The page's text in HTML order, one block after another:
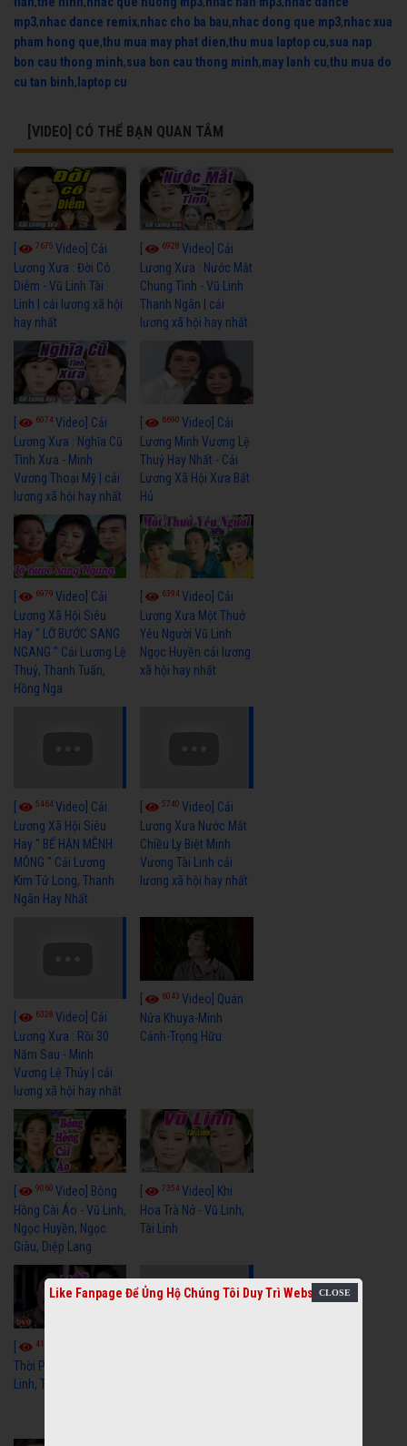
mp3,nhac dance remix,nhac cho ba bau,nhac dong que mp3,nhac xua
pham hong que,thu mua may phat dien,thu mua laptop cu,sua nap
bon cau thong minh,sua bon cau thong minh,may lanh cu,thu mua do
cu tan binh, laptop cu
[VIDEO] CÓ THỂ BẠN QUAN TÂM
7675 Video] Cải
Lương Xưa : Đời Cô
Diễm - Vũ Linh Tài
Linh | cải lương xã hội
hay nhất
6928Video] Cải
Lương Xưa : Nước Mắt
Chung Tình - Vũ Linh
Thanh Ngân | cải
lương xã hội hay nhất
6074Video] Cải
Lương Xưa : Nghĩa Cũ
Tình Xưa - Minh
Vương Thoại Mỹ | cải
lương xã hội hay nhất
6690Video] Cải
Lương Minh Vương Lệ
Thuỷ Hay Nhất - Cải
Lương Xã Hội Xưa Bất
Hủ
6979 Video] Cải
Lương Xã Hội Siêu
Hay " LỠ BƯỚC SANG
NGANG " Cải Lương Lệ
Thuỷ, Thanh Tuấn,
Hồng Nga
6394Video] Cải
Lương Xưa Một Thuở
Yêu Người Vũ Linh
Ngọc Huyền cải lương
xã hội hay nhất
5464Video] Cải
Lương Xã Hội Siêu
Hay " BỂ HẬN MÊNH
MÔNG " Cải Lương
Kim Tử Long, Thanh
Ngân Hay Nhất
5740Video] Cải
Lương Xưa Nước Mắt
Chiều Ly Biệt Minh
Vương Tài Linh cải
lương xã hội hay nhất
6328 Video] Cải
Lương Xưa : Rồi 30
Năm Sau - Minh
Vương Lệ Thủy | cải
lương xã hội hay nhất
6043Video] Quán
Nửa Khuya-Minh
Cảnh-Trọng Hữu
9060 Video] Bông
Hồng Cài Áo - Vũ Linh,
Ngọc Huyền, Ngọc
Giàu, Diệp Lang
7354Video] Khi
Hoa Trà Nở - Vũ Linh,
Tài Linh
4111
Thời Phóng Đãng - Vũ
Linh, Tài Linh, Chí Linh
Like Fanpage Để Ủng Hộ Chúng Tôi Duy Trì Website